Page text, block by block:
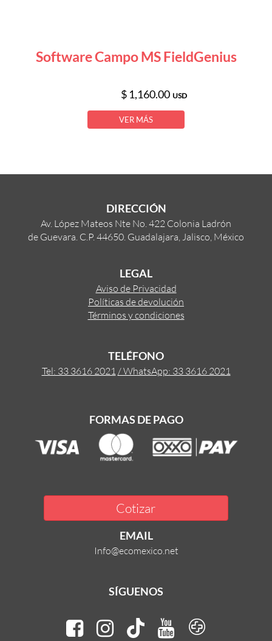
Software Campo MS FieldGenius
$ 1,160.00 USD
VER MÁS
DIRECCIÓN
Av. López Mateos Nte No. 422 Colonia Ladrón
de Guevara. C.P. 44650. Guadalajara, Jalisco, México
LEGAL
Aviso de Privacidad
Políticas de devolución
Términos y condiciones
TELÉFONO
Tel: 33 3616 2021 / WhatsApp: 33 3616 2021
FORMAS DE PAGO
Cotizar
EMAIL
Info@ecomexico.net
SÍGUENOS